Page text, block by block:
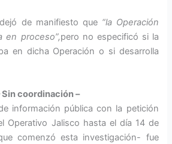
de manifiesto que“la Operación
en proceso”,pero no especificó si la
en dicha Operación o si desarrolla
Sin coordinación –
información pública con la petición
Operativo Jalisco hasta el día 14 de
comenzó esta investigación- fue